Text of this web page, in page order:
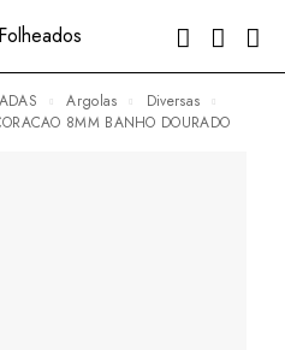
Argolas
Diversas
8MM BANHO DOURADO